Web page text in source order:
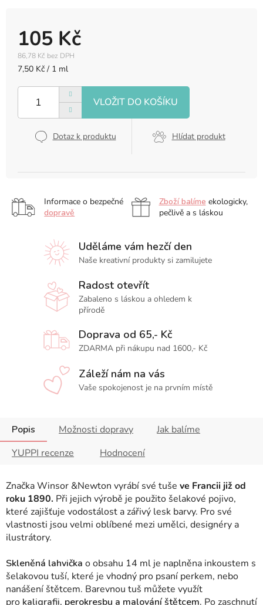
105 Kč
86,78 Kč bez DPH
Měrná
7,50 Kč / 1 ml
Dotaz k produktu Hlídat produkt
Informace o bezpečné
dopravě
Zboží balíme ekologicky,
pečlivě a s láskou
Uděláme vám hezčí den
Naše kreativní produkty si zamilujete
Radost otevřít
Zabaleno s láskou a ohledem k
přírodě
Doprava od 65,- Kč
ZDARMA při nákupu nad 1600,- Kč
Záleží nám na vás
Vaše spokojenost je na prvním místě
Popis Možnosti dopravy
Jak balíme
YUPPI recenze
Hodnocení
Značka Winsor &Newton vyrábí své tuše ve Francii již od
roku 1890. Při jejich výrobě je použito šelakové pojivo,
které zajišťuje vodostálost a zářivý lesk barvy. Pro své
vlastnosti jsou velmi oblíbené mezi umělci, designéry a
ilustrátory.
Skleněná lahvička o obsahu 14 ml je naplněna inkoustem s
šelakovou tuší, které je vhodný pro psaní perkem, nebo
nanášení štětcem. Barevnou tuš můžete využít
pro kaligrafii, perokresbu a malování štětcem. Po zaschnutí